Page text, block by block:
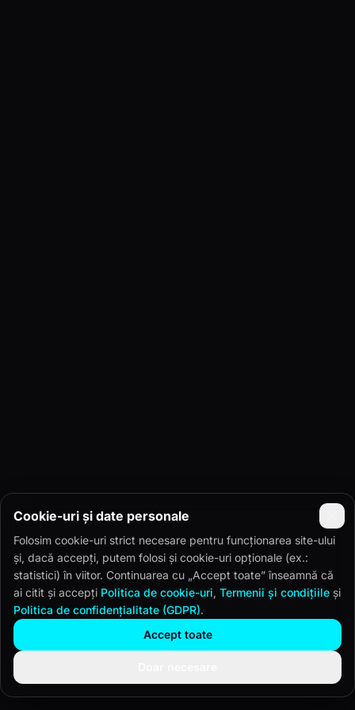
Cookie-uri și date personale
Folosim cookie-uri strict necesare pentru funcționarea site-ului
și, dacă accepți, putem folosi și cookie-uri opționale (ex.:
statistici) în viitor. Continuarea cu „Accept toate” înseamnă că
ai citit și accepți Politica de cookie-uri, Termenii și condițiile și
Politica de confidențialitate (GDPR).
Accept toate